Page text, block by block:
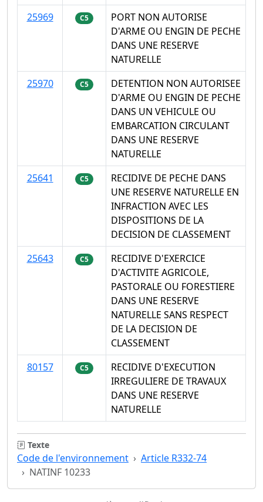
25969
C5
PORT NON AUTORISE
D'ARME OU ENGIN DE PECHE
DANS UNE RESERVE
NATURELLE
25970
C5
DETENTION NON AUTORISEE
D'ARME OU ENGIN DE PECHE
DANS UN VEHICULE OU
EMBARCATION CIRCULANT
DANS UNE RESERVE
NATURELLE
25641
C5
RECIDIVE DE PECHE DANS
UNE RESERVE NATURELLE EN
INFRACTION AVEC LES
DISPOSITIONS DE LA
DECISION DE CLASSEMENT
25643
C5
RECIDIVE D'EXERCICE
D'ACTIVITE AGRICOLE,
PASTORALE OU FORESTIERE
DANS UNE RESERVE
NATURELLE SANS RESPECT
DE LA DECISION DE
CLASSEMENT
80157
C5
RECIDIVE D'EXECUTION
IRREGULIERE DE TRAVAUX
DANS UNE RESERVE
NATURELLE
Texte
Code de l'environnement
Article R332-74
NATINF 10233